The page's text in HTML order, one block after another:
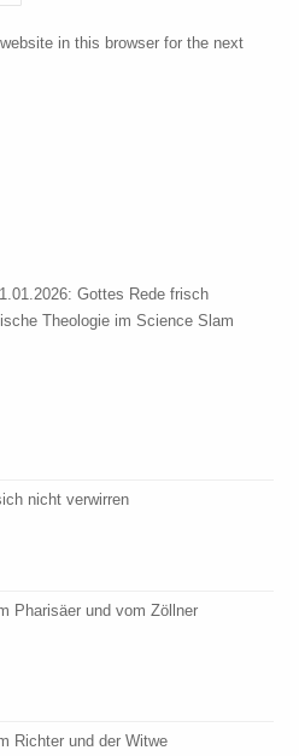
in this browser for the next
Gottes Rede frisch
Theologie im Science Slam
nicht verwirren
Pharisäer und vom Zöllner
Richter und der Witwe